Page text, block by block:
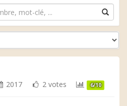
2017 2 votes 6/10